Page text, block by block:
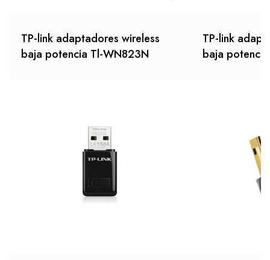
TP-link adaptadores wireless
baja potencia Tl-WN823N
TP-link
baja